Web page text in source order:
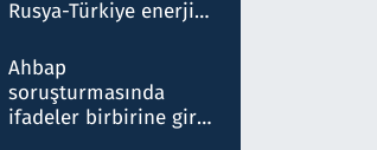
Rusya-Türkiye enerji
nitelikte olduğunu
belirtti
Ahbap
soruşturmasında
ifadeler birbirine girdi: